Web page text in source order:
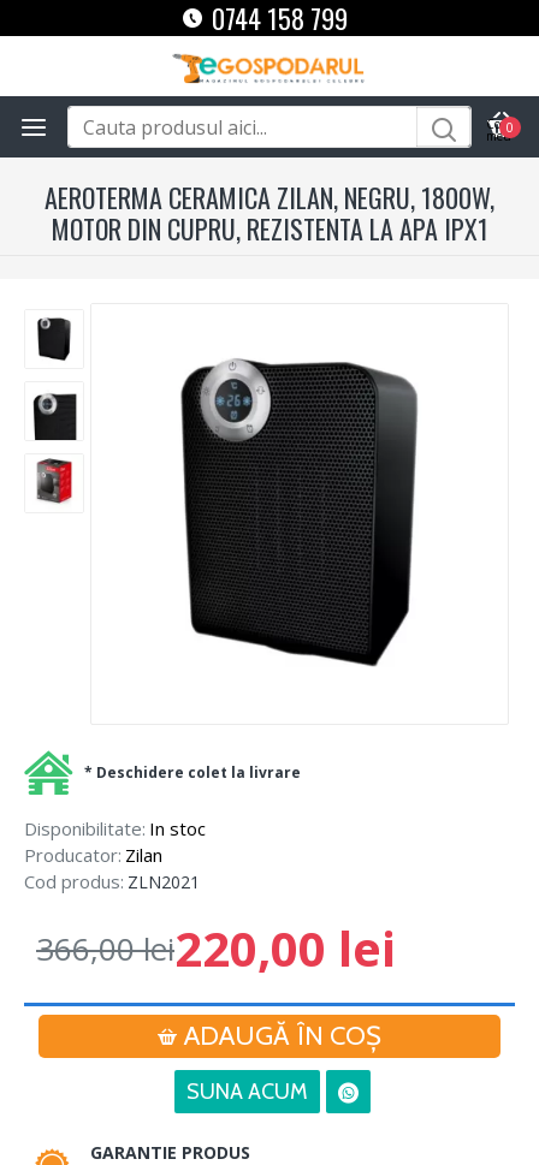
0744 158 799
0
AEROTERMA CERAMICA ZILAN, NEGRU, 1800W,
MOTOR DIN CUPRU, REZISTENTA LA APA IPX1
Disponibilitate: In stoc
Producator: Zilan
Cod produs: ZLN2021
220,00 lei
366,00 lei
ADAUGĂ ÎN COŞ
SUNA ACUM
* Deschidere colet la livrare
GARANTIE PRODUS